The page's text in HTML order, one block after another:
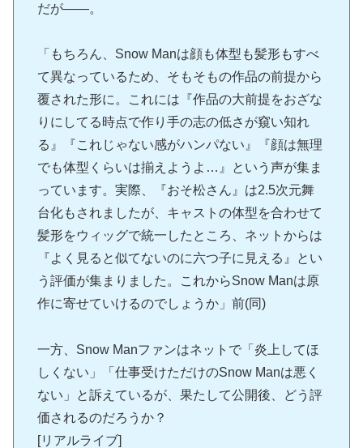
だが――。
「もちろん、Snow Manは顔も体型も髪形もすべ
て異なっているため、そもそもの作品の前提から
覆された形に。これには『作品の大前提をおざな
りにしてる時点で作り手の志の低さが窺い知れ
る』『これじゃない感がハンパない』『顔は無理
でも体型くらいは揃えようよ…』という声が集ま
っています。実際、『おそ松さん』は2.5次元舞
台化もされましたが、キャストの体型を合わせて
髪形をウィッグで統一したところ、ネットからは
『よく見ると似てないのに六つ子に見える』とい
う評価が集まりました。これからSnow Manは原
作に寄せていけるのでしょうか」前(同)
一方、Snow Manファンはネットで「炎上してほ
しくない」「仕事受けただけのSnow Manは悪く
ない」と訴えているが、果たして公開後、どう評
価されるのだろうか？
[リアルライブ]